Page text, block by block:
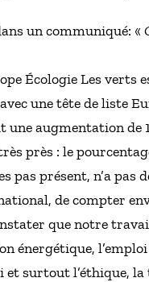
un communiqué: «
Écologie Les
une tête de liste
une augmentation
près : le
pas présent, n’a pas
de compter
que notre
énergétique,
surtout l’éthique,